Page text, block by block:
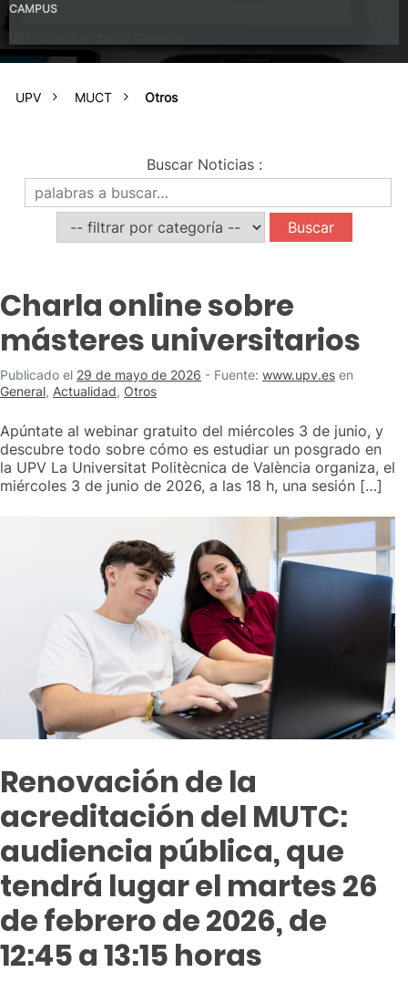
CAMPUS
UPV MUCT Otros
Buscar Noticias:
Charla online sobre
másteres universitarios
Publicado el 29 de mayo de 2026 - Fuente: www.upv.es en
General, Actualidad, Otros
Apúntate al webinar gratuito del miércoles 3 de junio, y
descubre todo sobre cómo es estudiar un posgrado en
la UPV La Universitat Politècnica de València organiza, el
miércoles 3 de junio de 2026, a las 18 h, una sesión […]
Renovación de la
acreditación del MUTC:
audiencia pública, que
tendrá lugar el martes 26
de febrero de 2026, de
12:45 a 13:15 horas